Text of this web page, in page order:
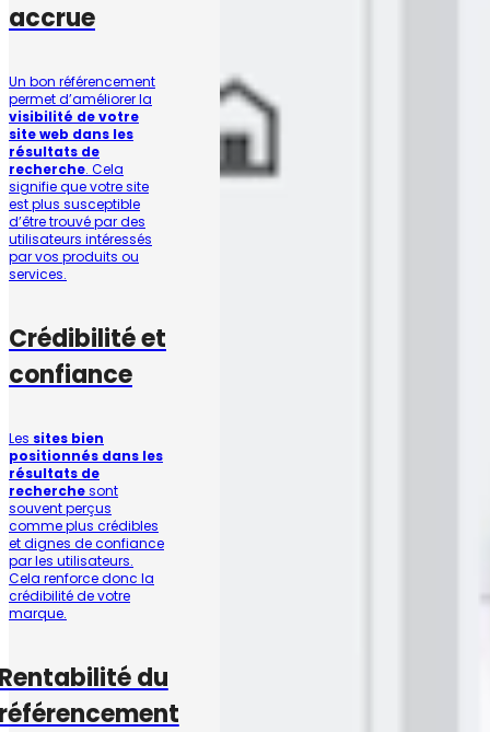
accrue
Un bon référencement
permet d’améliorer la
visibilité de votre
site web dans les
résultats de
recherche. Cela
signifie que votre site
est plus susceptible
d’être trouvé par des
utilisateurs intéressés
par vos produits ou
services.
Crédibilité et
confiance
Les sites bien
positionnés dans les
résultats de
recherchesont
souvent perçus
comme plus crédibles
et dignes de confiance
par les utilisateurs.
Cela renforce donc la
crédibilité de votre
marque.
du